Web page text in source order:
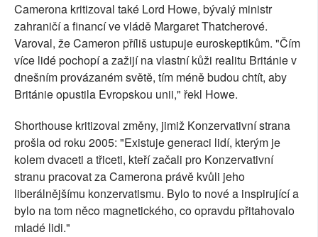
Camerona kritizoval také Lord Howe, bývalý ministr
zahraničí a financí ve vládě Margaret Thatcherové.
Varoval, že Cameron příliš ustupuje euroskeptikům. "Čím
více lidé pochopí a zažijí na vlastní kůži realitu Británie v
dnešním provázaném světě, tím méně budou chtít, aby
Británie opustila Evropskou unii," řekl Howe.
Shorthouse kritizoval změny, jimiž Konzervativní strana
prošla od roku 2005: "Existuje generaci lidí, kterým je
kolem dvaceti a třiceti, kteří začali pro Konzervativní
stranu pracovat za Camerona právě kvůli jeho
liberálnějšímu konzervatismu. Bylo to nové a inspirující a
bylo na tom něco magnetického, co opravdu přitahovalo
mladé lidi."